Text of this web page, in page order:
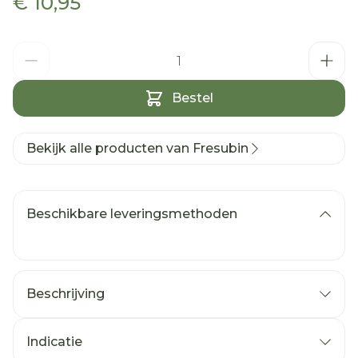
Bestel
Bekijk alle producten van Fresubin
Beschikbare leveringsmethoden
Beschrijving
Indicatie